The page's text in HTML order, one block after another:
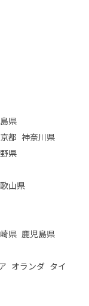
県
都 神奈川県
県
山県
県 鹿児島県
オランダ タイ